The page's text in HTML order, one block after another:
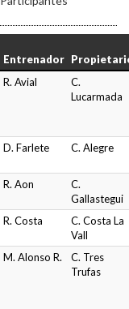
Entrenador
R. Avial
C.
Lucarmada
D. Farlete C. Alegre
R. Aon
C.
Gallastegui
R. Costa
C. Costa La
Vall
M. Alonso R.
C. Tres
Trufas